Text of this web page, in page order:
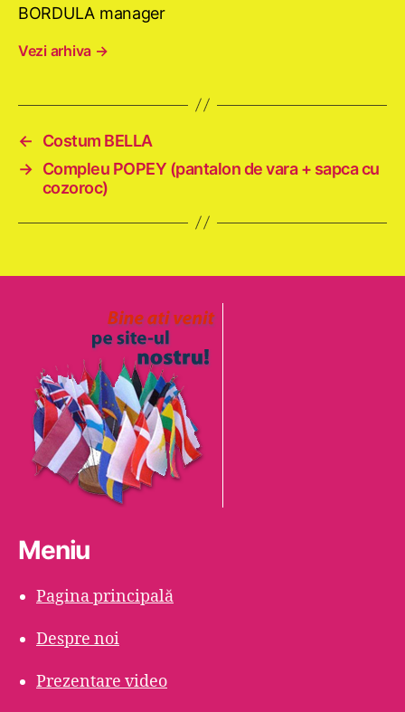
BORDULA manager
Vezi arhiva →
←
Costum BELLA
→ Compleu POPEY (pantalon de vara + sapca cu
cozoroc)
Meniu
Pagina principală
Despre noi
Prezentare video